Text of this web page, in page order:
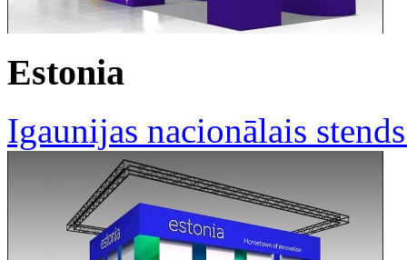
Estonia
Igaunijas nacionālais